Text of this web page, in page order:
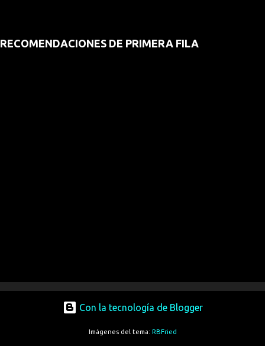
RECOMENDACIONES DE PRIMERA FILA
Con la tecnología de Blogger
Imágenes del tema: RBFried